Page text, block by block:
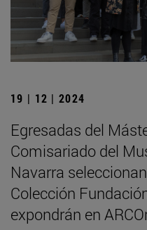
19 | 12 | 2024
Egresadas del
Comisariado del
Navarra
Colección
expondrán en